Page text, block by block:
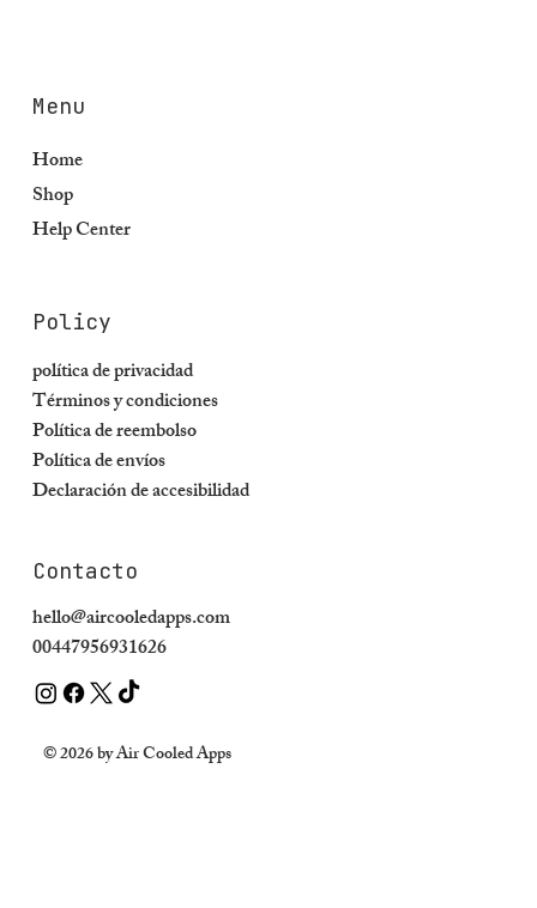
Menu
Home
Shop
Help Center
Policy
política de privacidad
Términos y condiciones
Política de reembolso
Política de envíos
Declaración de accesibilidad
Contacto
hello@aircooledapps.com
00447956931626
© 2026 by Air Cooled Apps